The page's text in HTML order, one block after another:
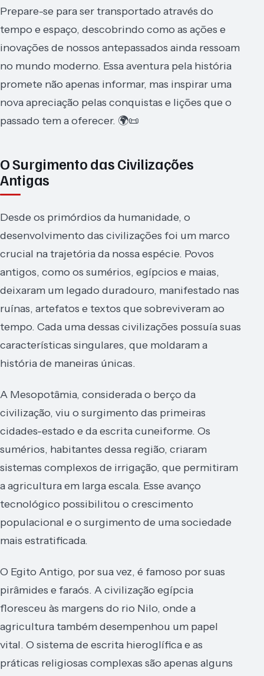
Prepare-se para ser transportado através do
tempo e espaço, descobrindo como as ações e
inovações de nossos antepassados ainda ressoam
no mundo moderno. Essa aventura pela história
promete não apenas informar, mas inspirar uma
nova apreciação pelas conquistas e lições que o
passado tem a oferecer. 🌍📜
O Surgimento das Civilizações
Antigas
Desde os primórdios da humanidade, o
desenvolvimento das civilizações foi um marco
crucial na trajetória da nossa espécie. Povos
antigos, como os sumérios, egípcios e maias,
deixaram um legado duradouro, manifestado nas
ruínas, artefatos e textos que sobreviveram ao
tempo. Cada uma dessas civilizações possuía suas
características singulares, que moldaram a
história de maneiras únicas.
A Mesopotâmia, considerada o berço da
civilização, viu o surgimento das primeiras
cidades-estado e da escrita cuneiforme. Os
sumérios, habitantes dessa região, criaram
sistemas complexos de irrigação, que permitiram
a agricultura em larga escala. Esse avanço
tecnológico possibilitou o crescimento
populacional e o surgimento de uma sociedade
mais estratificada.
O Egito Antigo, por sua vez, é famoso por suas
pirâmides e faraós. A civilização egípcia
floresceu às margens do rio Nilo, onde a
agricultura também desempenhou um papel
vital. O sistema de escrita hieroglífica e as
práticas religiosas complexas são apenas alguns